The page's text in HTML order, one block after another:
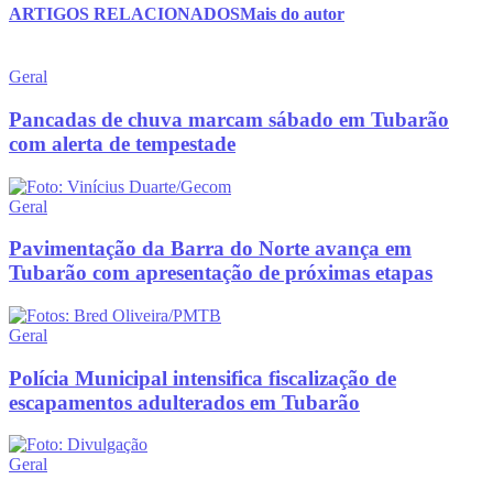
ARTIGOS RELACIONADOSMais do autor
Geral
Pancadas de chuva marcam sábado em Tubarão
com alerta de tempestade
Geral
Pavimentação da Barra do Norte avança em
Tubarão com apresentação de próximas etapas
Geral
Polícia Municipal intensifica fiscalização de
escapamentos adulterados em Tubarão
Geral